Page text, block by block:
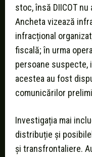
stoc, însă DIICOT
Ancheta vizează
infracțional
fiscală; în urma
persoane suspecte,
acestea au fost
comunicărilor
Investigația mai
distribuție și
și transfrontaliere.